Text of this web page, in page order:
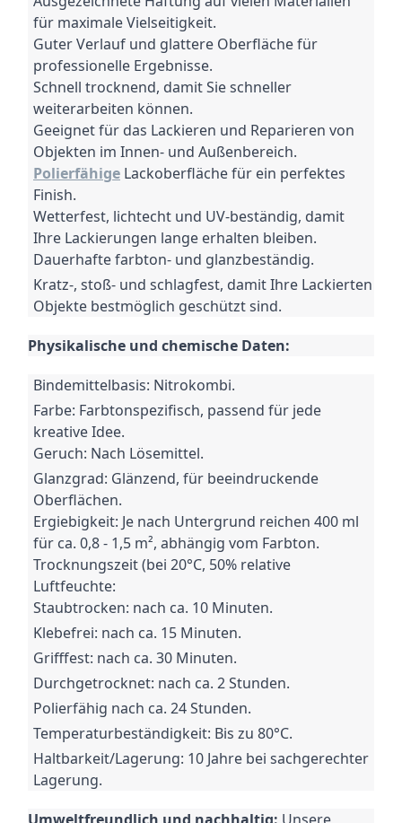
für maximale Vielseitigkeit.
Guter Verlauf und glattere Oberfläche für
professionelle Ergebnisse.
Schnell trocknend, damit Sie schneller
weiterarbeiten können.
Geeignet für das Lackieren und Reparieren von
Objekten im Innen- und Außenbereich.
Polierfähige Lackoberfläche für ein perfektes
Finish.
Wetterfest, lichtecht und UV-beständig, damit
Ihre Lackierungen lange erhalten bleiben.
Dauerhafte farbton- und glanzbeständig.
Kratz-, stoß- und schlagfest, damit Ihre Lackierten
Objekte bestmöglich geschützt sind.
Physikalische und chemische Daten:
Bindemittelbasis: Nitrokombi.
Farbe: Farbtonspezifisch, passend für jede
kreative Idee.
Geruch: Nach Lösemittel.
Glanzgrad: Glänzend, für beeindruckende
Oberflächen.
Ergiebigkeit: Je nach Untergrund reichen 400 ml
für ca. 0,8 - 1,5 m², abhängig vom Farbton.
Trocknungszeit (bei 20°C, 50% relative
Luftfeuchte:
Staubtrocken: nach ca. 10 Minuten.
Klebefrei: nach ca. 15 Minuten.
Grifffest: nach ca. 30 Minuten.
Durchgetrocknet: nach ca. 2 Stunden.
Polierfähig nach ca. 24 Stunden.
Temperaturbeständigkeit: Bis zu 80°C.
Haltbarkeit/Lagerung: 10 Jahre bei sachgerechter
Lagerung.